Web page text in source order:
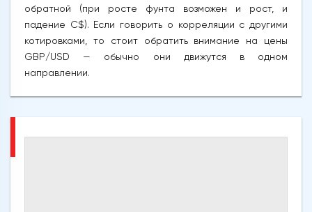
обратной (при росте фунта возможен и рост, и
падение C$). Если говорить о корреляции с другими
котировками, то стоит обратить внимание на цены
GBP/USD — обычно они движутся в одном
направлении.